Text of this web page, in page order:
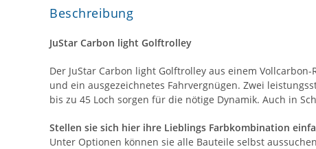
Beschreibung
JuStar Carbon light Golftrolley
Der JuStar Carbon light Golftrolley aus einem
und ein ausgezeichnetes Fahrvergnügen. Zwei
bis zu 45 Loch sorgen für die nötige Dynamik. Auch in
Stellen sie sich hier ihre Lieblings Farbkombination
Unter Optionen können sie alle Bauteile selbst